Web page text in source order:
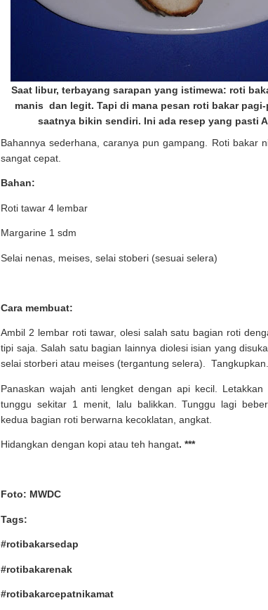
Saat libur, terbayang sarapan yang istimewa: roti
manis dan legit. Tapi di mana pesan roti bakar
saatnya bikin sendiri. Ini ada resep yang pasti
Bahannya sederhana, caranya pun gampang. Roti bakar
sangat cepat.
Bahan:
Roti tawar 4 lembar
Margarine 1 sdm
Selai nenas, meises, selai stoberi (sesuai selera)
Cara membuat:
Ambil 2 lembar roti tawar, olesi salah satu bagian roti
tipi saja. Salah satu bagian lainnya diolesi isian yang
selai storberi atau meises (tergantung selera). Tangkupkan.
Panaskan wajah anti lengket dengan api kecil. Letakkan
tunggu sekitar 1 menit, lalu balikkan. Tunggu lagi
kedua bagian roti berwarna kecoklatan, angkat.
Hidangkan dengan kopi atau teh hangat. ***
Foto: MWDC
Tags:
#rotibakarsedap
#rotibakarenak
#rotibakarcepatnikamat